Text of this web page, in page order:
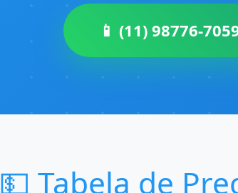
📱 (11) 98776-
💵 Tabela de